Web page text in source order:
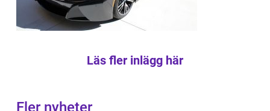
Läs fler inlägg här
Fler nyheter